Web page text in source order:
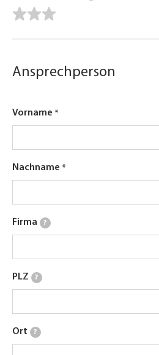
Ansprechperson
Vorname
Nachname
Firma ?
PLZ ?
Ort ?